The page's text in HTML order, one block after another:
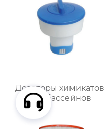
Дозаторы химикатов
для бассейнов